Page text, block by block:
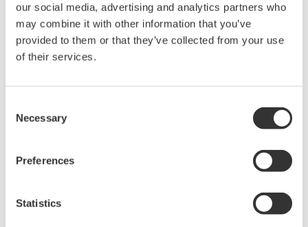
our social media, advertising and analytics partners who
may combine it with other information that you’ve
provided to them or that they’ve collected from your use
of their services.
Selection
Necessary
Preferences
Statistics
販売単位:1
価格 ¥3,500 （税抜）
見積りのご相談 技術的なお問い合わせ
お気軽にお問い合わせ・ご相談ください。